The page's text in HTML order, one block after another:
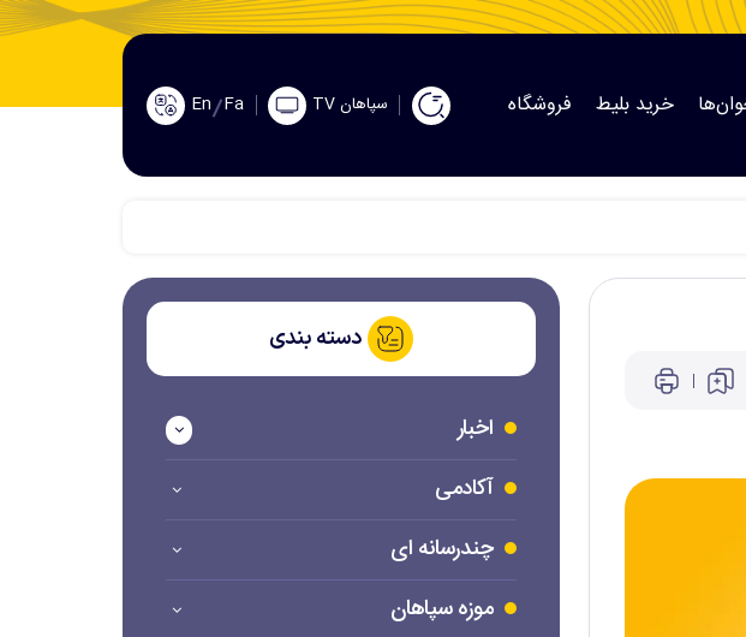
خرید بلیط فروشگاه سپاهان TV Fa
En
دسته بندی
اخبار
آکادمی
چندرسانه ای
موزه سپاهان